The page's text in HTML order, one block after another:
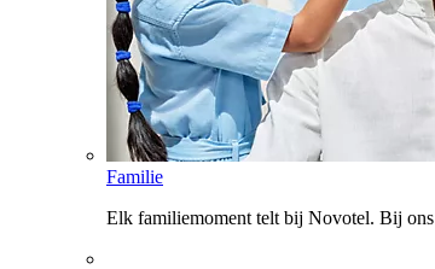
Familie
Elk familiemoment telt bij Novotel. Bij